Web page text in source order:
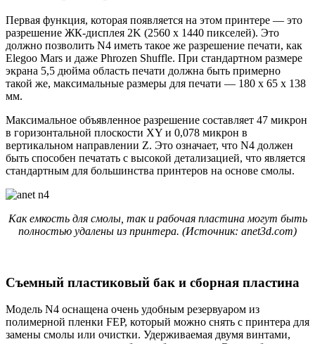
Первая функция, которая появляется на этом принтере — это
разрешение ЖК-дисплея 2K (2560 x 1440 пикселей). Это
должно позволить N4 иметь такое же разрешение печати, как
Elegoo Mars и даже Phrozen Shuffle. При стандартном размере
экрана 5,5 дюйма область печати должна быть примерно
такой же, максимальные размеры для печати — 180 x 65 x 138
мм.
Максимальное объявленное разрешение составляет 47 микрон
в горизонтальной плоскости XY и 0,078 микрон в
вертикальном направлении Z. Это означает, что N4 должен
быть способен печатать с высокой детализацией, что является
стандартным для большинства принтеров на основе смолы.
Как емкость для смолы, так и рабочая пластина могут быть
полностью удалены из принтера. (Источник: anet3d.com)
Съемный пластиковый бак и сборная пластина
Модель N4 оснащена очень удобным резервуаром из
полимерной пленки FEP, который можно снять с принтера для
замены смолы или очистки. Удерживаемая двумя винтами,